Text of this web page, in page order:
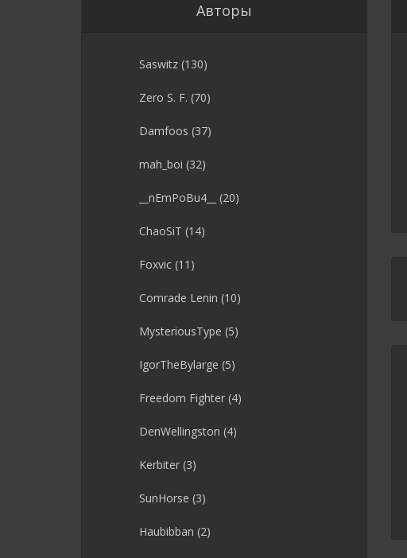
Авторы
Saswitz (130)
Zero S. F. (70)
Damfoos (37)
mah_boi (32)
__nEmPoBu4__ (20)
ChaoSiT (14)
Foxvic (11)
Comrade Lenin (10)
MysteriousType (5)
IgorTheBylarge (5)
Freedom Fighter (4)
DenWellingston (4)
Kerbiter (3)
SunHorse (3)
Haubibban (2)